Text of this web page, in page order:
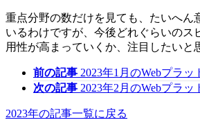
重点分野の数だけを見ても、たいへん
いるわけですが、今後どれぐらいのス
用性が高まっていくか、注目したいと
前の記事 2023年1月のWebプラ
次の記事 2023年2月のWebプラ
2023年の記事一覧に戻る